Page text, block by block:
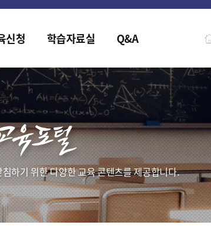
니다.
신청 학습자료실 Q&A
하기 위한 다양한 교육 콘텐츠를 제공합니다.